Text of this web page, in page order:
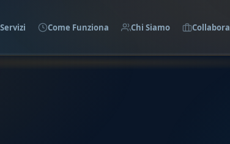
Servizi Come Funziona Chi Siamo Collabora